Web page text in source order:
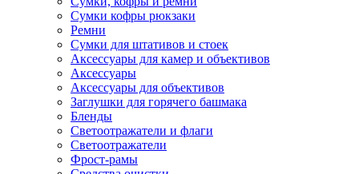
Сумки кофры рюкзаки
Ремни
Сумки для штативов и стоек
Аксессуары для камер и объективов
Аксессуары
Аксессуары для объективов
Заглушки для горячего башмака
Бленды
Светоотражатели и флаги
Светоотражатели
Фрост-рамы